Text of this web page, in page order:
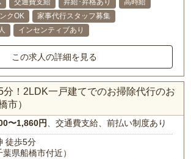
交通費支給 昇給･昇格あり
高時給
クOK
家事代行スタッフ募集
インセンティブあり
この求人の詳細を見る
分！2LDK一戸建てでのお掃除代行のお
市）
〜1,860円、交通費支給、前払い制度あり
徒歩5分
葉県船橋市付近）